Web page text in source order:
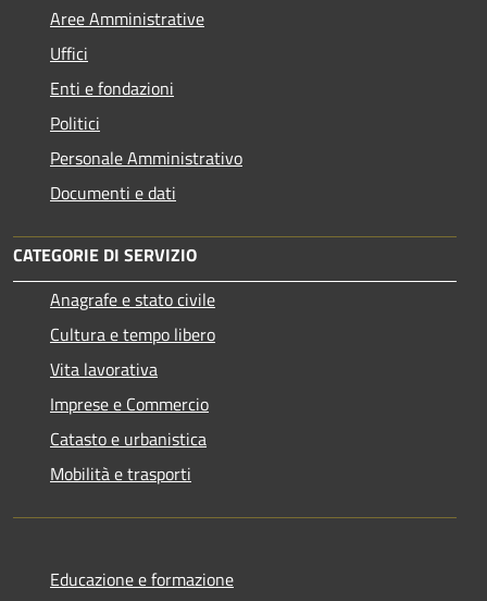
Aree Amministrative
Uffici
Enti e fondazioni
Politici
Personale Amministrativo
Documenti e dati
CATEGORIE DI SERVIZIO
Anagrafe e stato civile
Cultura e tempo libero
Vita lavorativa
Imprese e Commercio
Catasto e urbanistica
Mobilità e trasporti
Educazione e formazione